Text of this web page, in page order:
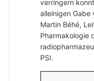
verringern
alleinigen Gabe
Martin Béhé,
Pharmakologie
PSI.